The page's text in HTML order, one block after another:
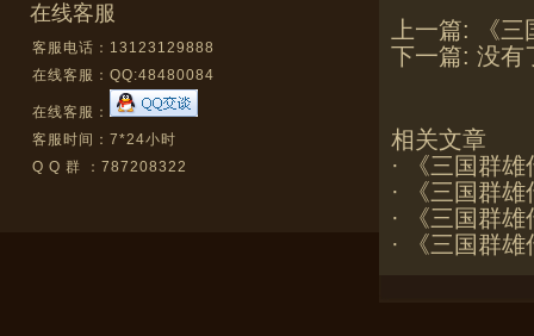
在线客服
客服电话：13123129888
在线客服： QQ:48480084
在线客服：
客服时间：7*24小时
Q Q 群 ：787208322
上一篇:
《
下一篇: 没有
相关文章
·
《三国群
·
《三国群
·
《三国群
·
《三国群